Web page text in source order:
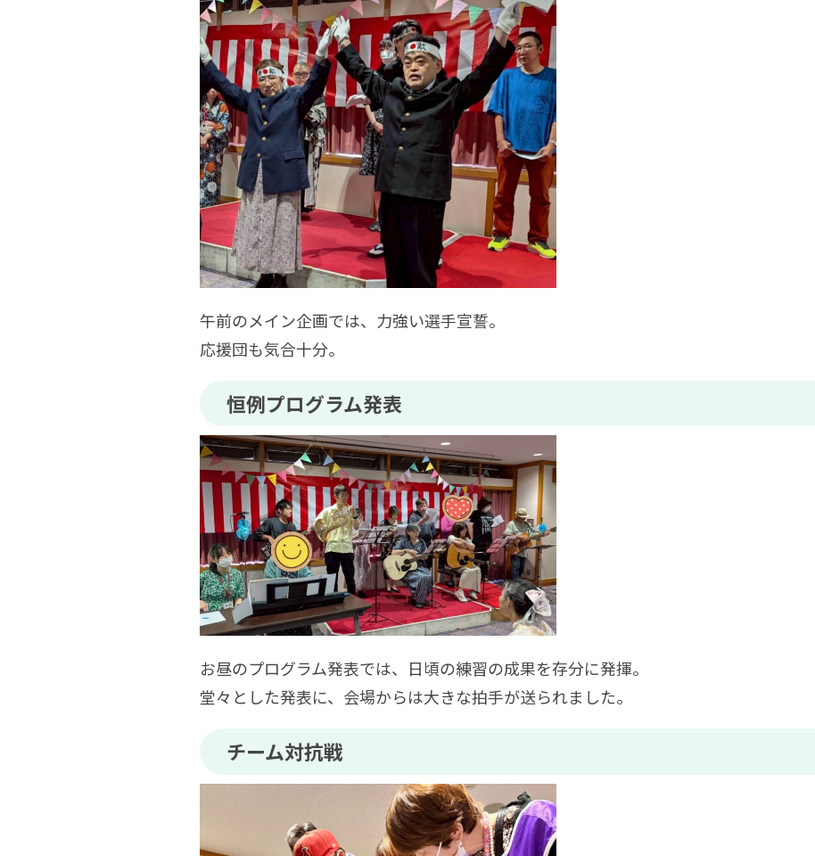
午前のメイン企画では、力強い選手宣誓。
応援団も気合十分。
恒例プログラム発表
お昼のプログラム発表では、日頃の練習の成果を存分に発揮。
堂々とした発表に、会場からは大きな拍手が送られました。
チーム対抗戦